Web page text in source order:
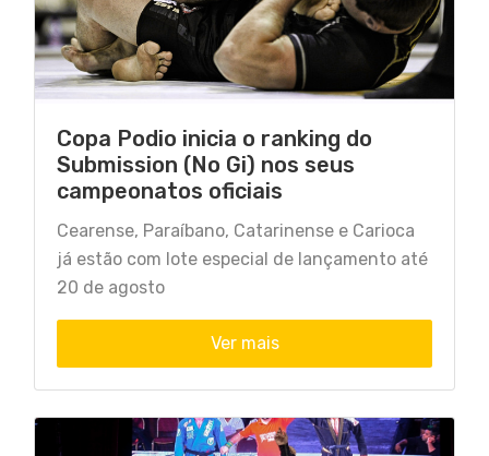
Copa Podio inicia o ranking do
Submission (No Gi) nos seus
campeonatos oficiais
Cearense, Paraíbano, Catarinense e Carioca
já estão com lote especial de lançamento até
20 de agosto
Ver mais